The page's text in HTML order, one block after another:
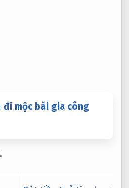
đi mộc bài gia công